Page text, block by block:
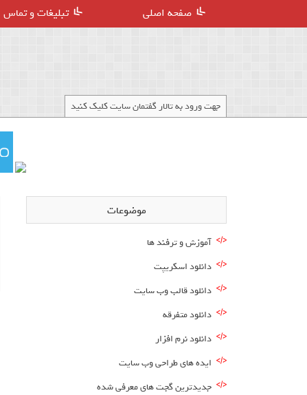
صفحه اصلی تبلیغات و تماس
جهت ورود به تالار گفتمان سایت کلیک کنید
موضوعات
آموزش و ترفند ها
دانلود اسکریپت
دانلود قالب وب سایت
دانلود متفرقه
دانلود نرم افزار
ایده های طراحی وب سایت
جدیدترین گجت های معرفی شده